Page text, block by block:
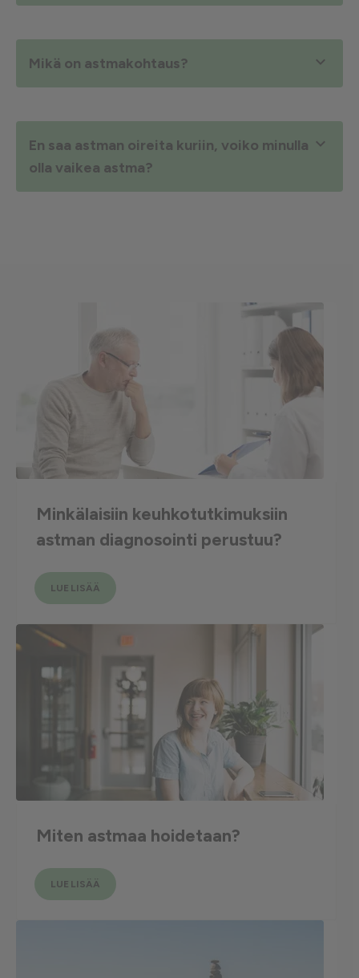
Mikä on astmakohtaus? 
En saa astman oireita kuriin, voiko minulla
olla vaikea astma?

Minkälaisiin keuhkotutkimuksiin
astman diagnosointi perustuu?
LUE LISÄÄ
Miten astmaa hoidetaan?
LUE LISÄÄ